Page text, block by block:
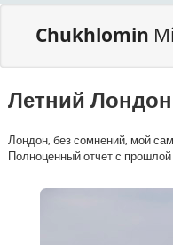
Chukhlomin
Летний Лондон
Лондон, без сомнений, мой
Полноценный отчет с